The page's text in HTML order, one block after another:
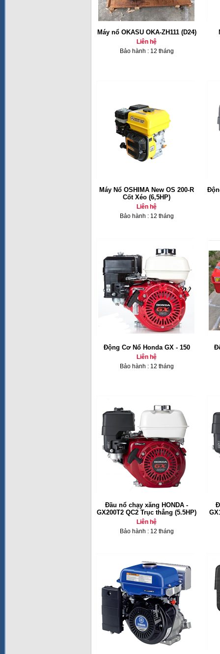
Máy nổ OKASU OKA-ZH111 (D24)
Liên hệ
Bảo hành : 12 tháng
Máy Nổ OSHIMA New OS 200-R
Cốt Xéo (6,5HP)
Liên hệ
Bảo hành : 12 tháng
Động Cơ Nổ Honda GX - 150
Liên hệ
Bảo hành : 12 tháng
Đầu nổ chạy xăng HONDA -
GX200T2 QC2 Trục thẳng (5.5HP)
Liên hệ
Bảo hành : 12 tháng